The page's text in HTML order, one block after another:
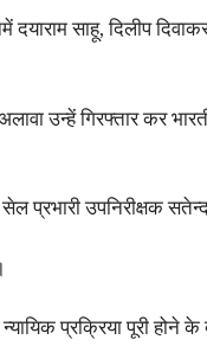
साहू, दिलीप
उन्हें गिरफ्तार कर
उपनिरीक्षक
प्रक्रिया पूरी होने के